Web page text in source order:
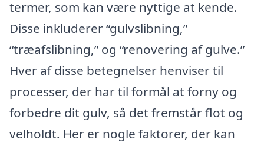
termer, som kan være nyttige at kende.
Disse inkluderer “gulvslibning,”
“træafslibning,” og “renovering af gulve.”
Hver af disse betegnelser henviser til
processer, der har til formål at forny og
forbedre dit gulv, så det fremstår flot og
velholdt. Her er nogle faktorer, der kan